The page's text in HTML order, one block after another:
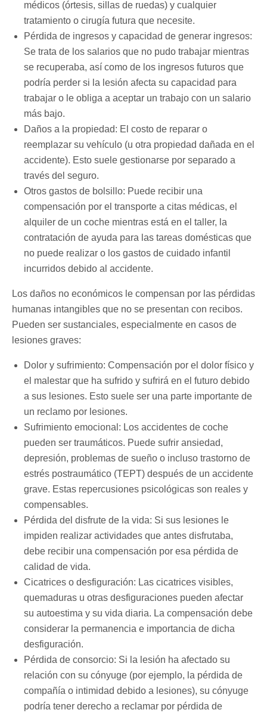
médicos (órtesis, sillas de ruedas) y cualquier
tratamiento o cirugía futura que necesite.
Pérdida de ingresos y capacidad de generar ingresos:
Se trata de los salarios que no pudo trabajar mientras
se recuperaba, así como de los ingresos futuros que
podría perder si la lesión afecta su capacidad para
trabajar o le obliga a aceptar un trabajo con un salario
más bajo.
Daños a la propiedad: El costo de reparar o
reemplazar su vehículo (u otra propiedad dañada en el
accidente). Esto suele gestionarse por separado a
través del seguro.
Otros gastos de bolsillo: Puede recibir una
compensación por el transporte a citas médicas, el
alquiler de un coche mientras está en el taller, la
contratación de ayuda para las tareas domésticas que
no puede realizar o los gastos de cuidado infantil
incurridos debido al accidente.
Los daños no económicos le compensan por las pérdidas
humanas intangibles que no se presentan con recibos.
Pueden ser sustanciales, especialmente en casos de
lesiones graves:
Dolor y sufrimiento: Compensación por el dolor físico y
el malestar que ha sufrido y sufrirá en el futuro debido
a sus lesiones. Esto suele ser una parte importante de
un reclamo por lesiones.
Sufrimiento emocional: Los accidentes de coche
pueden ser traumáticos. Puede sufrir ansiedad,
depresión, problemas de sueño o incluso trastorno de
estrés postraumático (TEPT) después de un accidente
grave. Estas repercusiones psicológicas son reales y
compensables.
Pérdida del disfrute de la vida: Si sus lesiones le
impiden realizar actividades que antes disfrutaba,
debe recibir una compensación por esa pérdida de
calidad de vida.
Cicatrices o desfiguración: Las cicatrices visibles,
quemaduras u otras desfiguraciones pueden afectar
su autoestima y su vida diaria. La compensación debe
considerar la permanencia e importancia de dicha
desfiguración.
Pérdida de consorcio: Si la lesión ha afectado su
relación con su cónyuge (por ejemplo, la pérdida de
compañía o intimidad debido a lesiones), su cónyuge
podría tener derecho a reclamar por pérdida de